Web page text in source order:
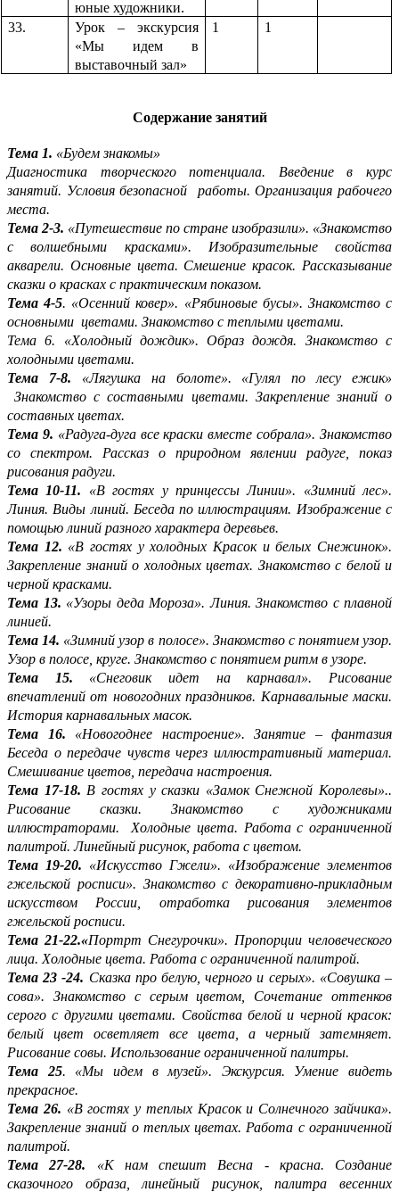
юные художники.
33.
Урок – экскурсия
«Мы идем в
выставочный зал»
1 1
Содержание занятий
Тема 1. «Будем знакомы»
Диагностика творческого потенциала. Введение в курс
занятий. Условия безопасной работы. Организация рабочего
места.
Тема 2-3. «Путешествие по стране изобразили». «Знакомство
с волшебными красками». Изобразительные свойства
акварели. Основные цвета. Смешение красок. Рассказывание
сказки о красках с практическим показом.
Тема 4-5. «Осенний ковер». «Рябиновые бусы». Знакомство с
основными цветами. Знакомство с теплыми цветами.
Тема 6. «Холодный дождик». Образ дождя. Знакомство с
холодными цветами.
Тема 7-8. «Лягушка на болоте». «Гулял по лесу ежик»
Знакомство с составными цветами. Закрепление знаний о
составных цветах.
Тема 9. «Радуга-дуга все краски вместе собрала». Знакомство
со спектром. Рассказ о природном явлении радуге, показ
рисования радуги.
Тема 10-11. «В гостях у принцессы Линии». «Зимний лес».
Линия. Виды линий. Беседа по иллюстрациям. Изображение с
помощью линий разного характера деревьев.
Тема 12. «В гостях у холодных Красок и белых Снежинок».
Закрепление знаний о холодных цветах. Знакомство с белой и
черной красками.
Тема 13. «Узоры деда Мороза». Линия. Знакомство с плавной
линией.
Тема 14. «Зимний узор в полосе». Знакомство с понятием узор.
Узор в полосе, круге. Знакомство с понятием ритм в узоре.
Тема 15. «Снеговик идет на карнавал». Рисование
впечатлений от новогодних праздников. Карнавальные маски.
История карнавальных масок.
Тема 16. «Новогоднее настроение». Занятие – фантазия
Беседа о передаче чувств через иллюстративный материал.
Смешивание цветов, передача настроения.
Тема 17-18. В гостях у сказки «Замок Снежной Королевы»..
Рисование сказки. Знакомство с художниками
иллюстраторами. Холодные цвета. Работа с ограниченной
палитрой. Линейный рисунок, работа с цветом.
Тема 19-20. «Искусство Гжели». «Изображение элементов
гжельской росписи». Знакомство с декоративно-прикладным
искусством России, отработка рисования элементов
гжельской росписи.
Тема 21-22.«Портрт Снегурочки». Пропорции человеческого
лица. Холодные цвета. Работа с ограниченной палитрой.
Тема 23 -24. Сказка про белую, черного и серых». «Совушка –
сова». Знакомство с серым цветом, Сочетание оттенков
серого с другими цветами. Свойства белой и черной красок:
белый цвет осветляет все цвета, а черный затемняет.
Рисование совы. Использование ограниченной палитры.
Тема 25. «Мы идем в музей». Экскурсия. Умение видеть
прекрасное.
Тема 26. «В гостях у теплых Красок и Солнечного зайчика».
Закрепление знаний о теплых цветах. Работа с ограниченной
палитрой.
Тема 27-28. «К нам спешит Весна - красна. Создание
сказочного образа, линейный рисунок, палитра весенних